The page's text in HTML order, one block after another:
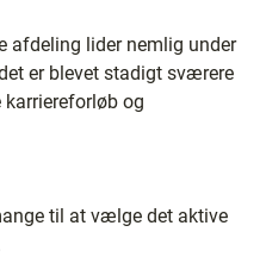
afdeling lider nemlig under
er blevet stadigt sværere
og
til at vælge det aktive